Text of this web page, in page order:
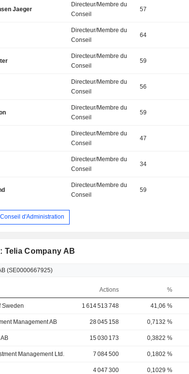
Jaeger
Directeur/Membre du
Conseil
57
Directeur/Membre du
Conseil
64
Directeur/Membre du
Conseil
59
Directeur/Membre du
Conseil
56
Directeur/Membre du
Conseil
59
Directeur/Membre du
Conseil
47
Directeur/Membre du
Conseil
34
Directeur/Membre du
Conseil
59
d'Administration
Telia Company AB
Actions %
Sweden 1 614 513 748 41,06 %
Management AB 28 045 158 0,7132 %
15 030 173 0,3822 %
Management Ltd. 7 084 500 0,1802 %
4 047 300 0,1029 %